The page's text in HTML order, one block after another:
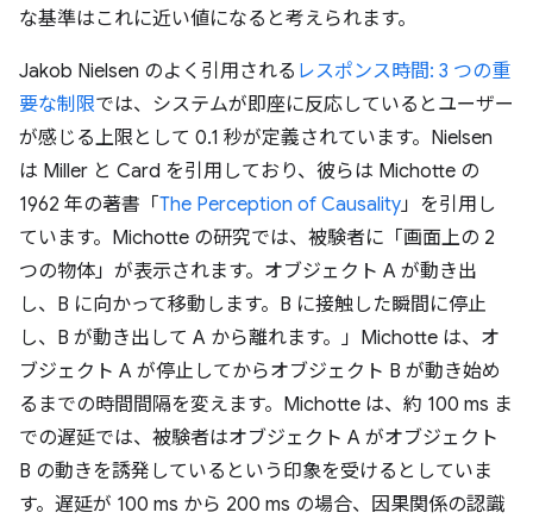
な基準はこれに近い値になると考えられます。
Jakob Nielsen のよく引用される レスポンス時間: 3 つの重
要な制限では、システムが即座に反応しているとユーザー
が感じる上限として 0.1 秒が定義されています。Nielsen
は Miller と Card を引用しており、彼らは Michotte の
1962 年の著書「 The Perception of Causality」を引用し
ています。Michotte の研究では、被験者に「画面上の 2
つの物体」が表示されます。オブジェクト A が動き出
し、B に向かって移動します。B に接触した瞬間に停止
し、B が動き出して A から離れます。」Michotte は、オ
ブジェクト A が停止してからオブジェクト B が動き始め
るまでの時間間隔を変えます。Michotte は、約 100 ms ま
での遅延では、被験者はオブジェクト A がオブジェクト
B の動きを誘発しているという印象を受けるとしていま
す。遅延が 100 ms から 200 ms の場合、因果関係の認識